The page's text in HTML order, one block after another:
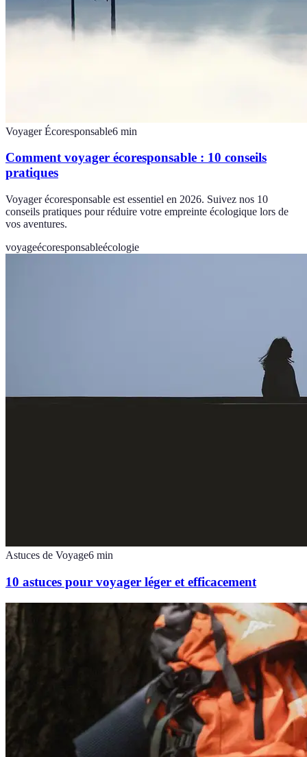
Voyager Écoresponsable6 min
Comment voyager écoresponsable : 10 conseils
pratiques
Voyager écoresponsable est essentiel en 2026. Suivez nos 10
conseils pratiques pour réduire votre empreinte écologique lors de
vos aventures.
voyageécoresponsableécologie
Astuces de Voyage6 min
10 astuces pour voyager léger et efficacement